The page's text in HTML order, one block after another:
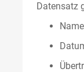
Datensatz